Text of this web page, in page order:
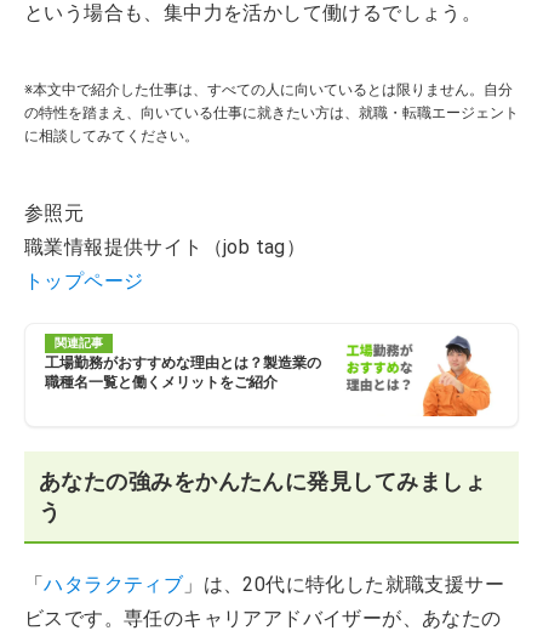
という場合も、集中力を活かして働けるでしょう。
※本文中で紹介した仕事は、すべての人に向いているとは限りません。自分
の特性を踏まえ、向いている仕事に就きたい方は、就職・転職エージェント
に相談してみてください。
参照元
職業情報提供サイト（job tag）
トップページ
関連記事
工場勤務がおすすめな理由とは？製造業の
職種名一覧と働くメリットをご紹介
あなたの強みをかんたんに発見してみましょ
う
「ハタラクティブ 」は、20代に特化した就職支援サー
ビスです。専任のキャリアアドバイザーが、あなたの